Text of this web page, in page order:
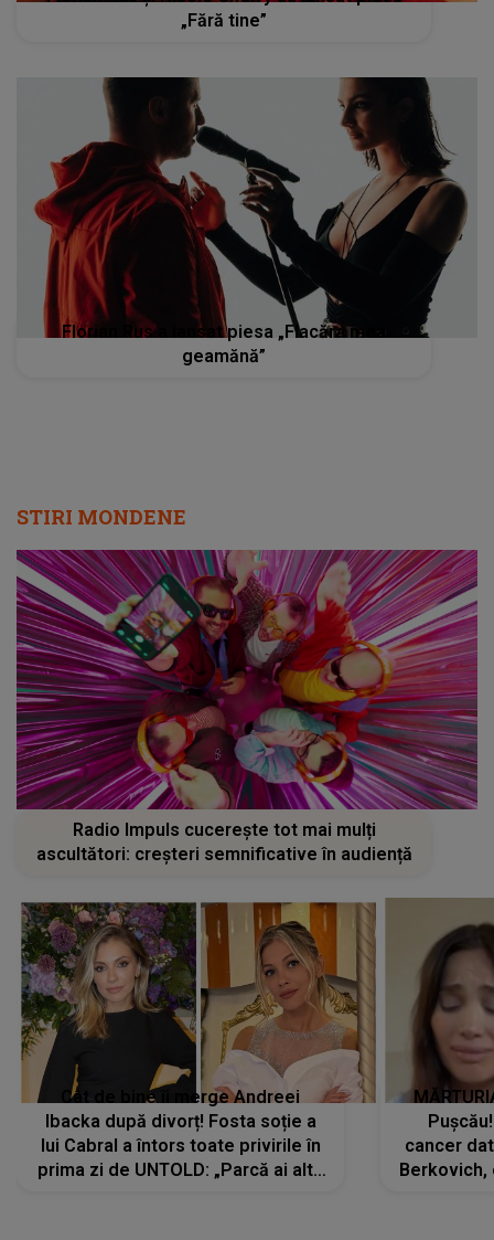
„Fără tine”
Florian Rus a lansat piesa „Flacăra mea
geamănă”
STIRI MONDENE
Radio Impuls cucerește tot mai mulți
ascultători: creșteri semnificative în audiență
Cât de bine îi merge Andreei
Ibacka după divorț! Fosta soție a
lui Cabral a întors toate privirile în
prima zi de UNTOLD: „Parcă ai altă
cancer